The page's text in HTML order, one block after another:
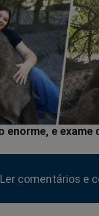
Ler comentários e